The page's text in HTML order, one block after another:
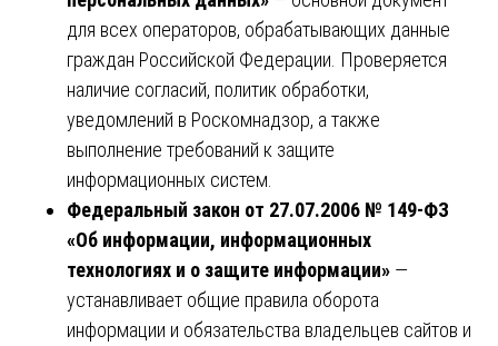
для всех операторов, обрабатывающих данные
граждан Российской Федерации. Проверяется
наличие согласий, политик обработки,
уведомлений в Роскомнадзор, а также
выполнение требований к защите
информационных систем.
Федеральный закон от 27.07.2006 № 149-ФЗ
«Об информации, информационных
технологиях и о защите информации» —
устанавливает общие правила оборота
информации и обязательства владельцев сайтов и